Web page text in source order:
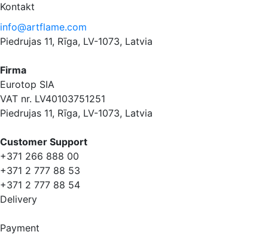
Kontakt
info@artflame.com
Piedrujas 11, Rīga, LV-1073, Latvia
Firma
Eurotop SIA
VAT nr. LV40103751251
Piedrujas 11, Rīga, LV-1073, Latvia
Сustomer Support
+371 266 888 00
+371 2 777 88 53
+371 2 777 88 54
Delivery
Payment